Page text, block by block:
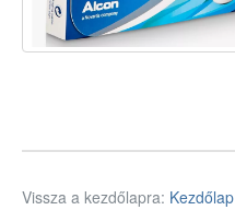
Vissza a kezdőlapra: Kezdőlap